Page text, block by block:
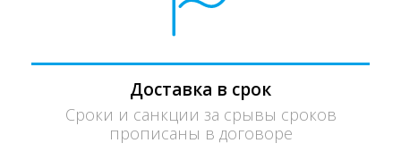
Доставка в срок
Сроки и санкции за срывы сроков
прописаны в договоре